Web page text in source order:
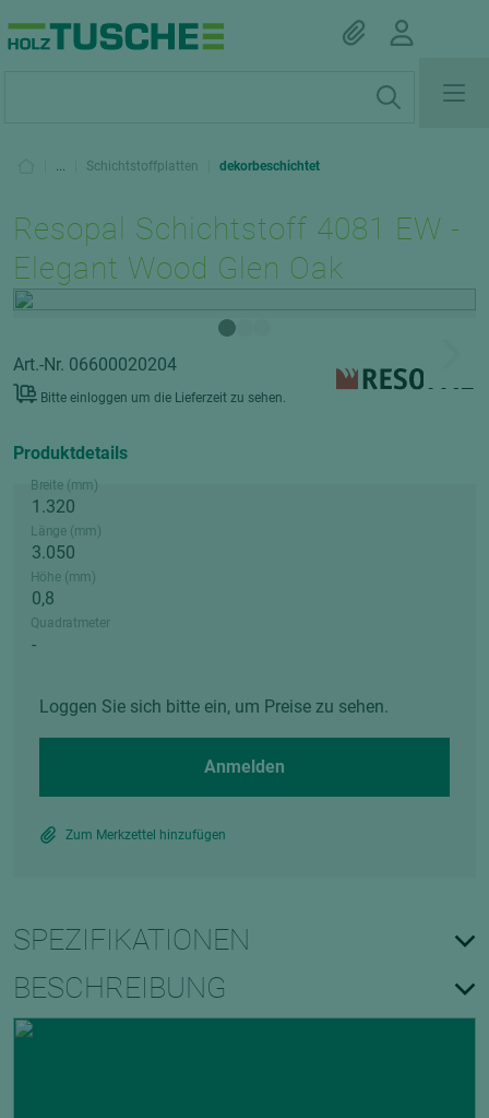
... Schichtstoffplatten dekorbeschichtet
Resopal Schichtstoff 4081 EW -
Elegant Wood Glen Oak
Art.-Nr. 06600020204
Bitte einloggen um die Lieferzeit zu sehen.
Produktdetails
Breite (mm)
Länge (mm)
Höhe (mm)
Quadratmeter
Loggen Sie sich bitte ein, um Preise zu sehen.
Anmelden
Zum Merkzettel hinzufügen
SPEZIFIKATIONEN
BESCHREIBUNG